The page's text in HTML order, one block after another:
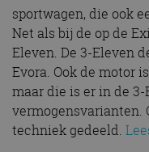
sportwagen, die ook
Net als bij de op de
Eleven. De 3-Eleven
Evora. Ook de motor
maar die is er in de
vermogensvarianten.
techniek gedeeld.